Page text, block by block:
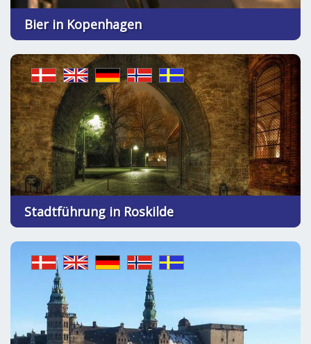
Bier in Kopenhagen
Stadtführung in Roskilde